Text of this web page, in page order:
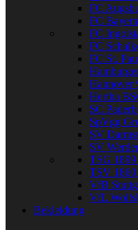
FC
FC
FC
FC
FC St.
Hannover
Hertha
SC
SpVgg
SV
SV
TSG
TSV 1860
VfB
VfL
Bekleidung